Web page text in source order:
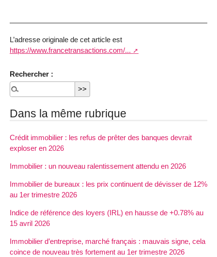
L’adresse originale de cet article est
https://www.francetransactions.com/...
Rechercher :
Dans la même rubrique
Crédit immobilier : les refus de prêter des banques devrait
exploser en 2026
Immobilier : un nouveau ralentissement attendu en 2026
Immobilier de bureaux : les prix continuent de dévisser de 12%
au 1er trimestre 2026
Indice de référence des loyers (IRL) en hausse de +0.78% au
15 avril 2026
Immobilier d’entreprise, marché français : mauvais signe, cela
coince de nouveau très fortement au 1er trimestre 2026